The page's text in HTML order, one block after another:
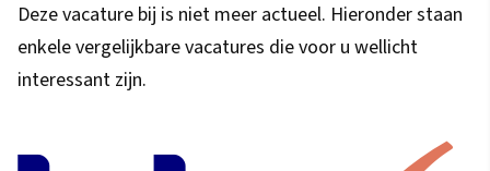
Deze vacature bij is niet meer actueel. Hieronder staan
enkele vergelijkbare vacatures die voor u wellicht
interessant zijn.